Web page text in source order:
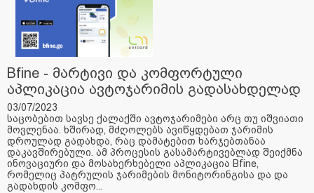
Bfine - მარტივი და კომფორტული
აპლიკაცია ავტოჯარიმის გადასახდელად
03/07/2023
საცობებით სავსე ქალაქში ავტოჯარიმები არც თუ იშვიათი
მოვლენაა. ხშირად, მძღოლებს ავიწყდებათ ჯარიმის
დროულად გადახდა, რაც დამატებით ხარჯებთანაა
დაკავშირებული. ამ პროცესის გასამარტივებლად შეიქმნა
ინოვაციური და მოსახერხებელი აპლიკაცია Bfine,
რომელიც პატრულის ჯარიმების მონიტორინგისა და და
გადახდის კომფო...